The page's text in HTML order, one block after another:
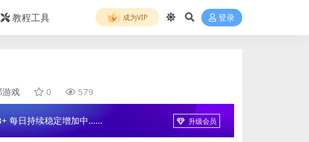
教程工具 成为VIP 登录
游戏 0 579
每日持续稳定增加中...... 升级会员